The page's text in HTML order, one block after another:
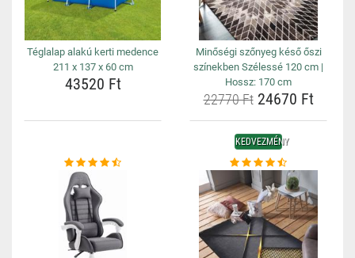
Téglalap alakú kerti medence
211 x 137 x 60 cm
43520 Ft
Minőségi szőnyeg késő őszi
színekben Szélessé 120 cm |
Hossz: 170 cm
22770 Ft24670 Ft
KEDVEZMÉNY